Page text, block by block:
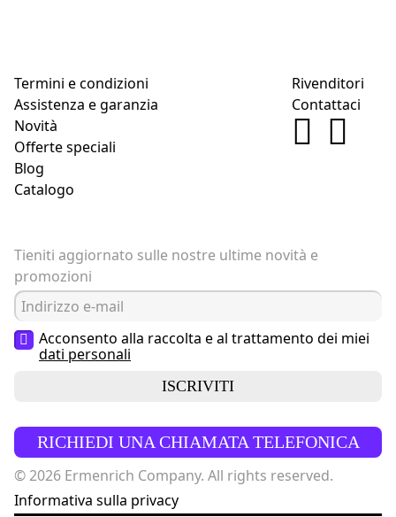
Termini e condizioni
Assistenza e garanzia
Novità
Offerte speciali
Blog
Catalogo
Rivenditori
Contattaci
Tieniti aggiornato sulle nostre ultime novità e
promozioni
Acconsento alla raccolta e al trattamento dei miei
dati personali
ISCRIVITI
RICHIEDI UNA CHIAMATA TELEFONICA
© 2026 Ermenrich Company. All rights reserved.
Informativa sulla privacy